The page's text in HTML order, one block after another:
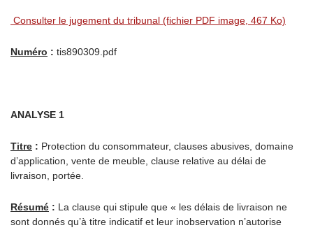
Consulter le jugement du tribunal (fichier PDF image, 467 Ko)
Numéro : tis890309.pdf
ANALYSE 1
Titre : Protection du consommateur, clauses abusives, domaine
d’application, vente de meuble, clause relative au délai de
livraison, portée.
Résumé : La clause qui stipule que « les délais de livraison ne
sont donnés qu’à titre indicatif et leur inobservation n’autorise